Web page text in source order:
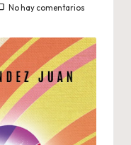
No hay comentarios